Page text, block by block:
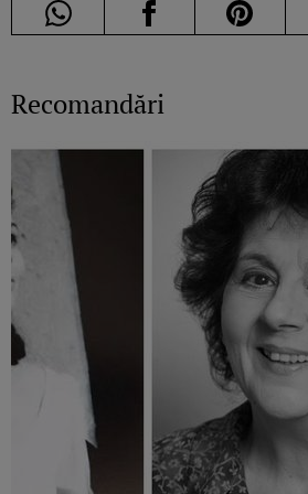
Recomandări